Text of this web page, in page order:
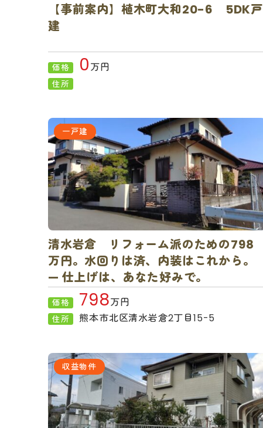
【事前案内】植木町大和20-6 5DK戸
建
価格 0万円
住所
一戸建
清水岩倉 リフォーム派のための798
万円。水回りは済、内装はこれから。
— 仕上げは、あなた好みで。
価格 798万円
住所 熊本市北区清水岩倉2丁目15-5
収益物件